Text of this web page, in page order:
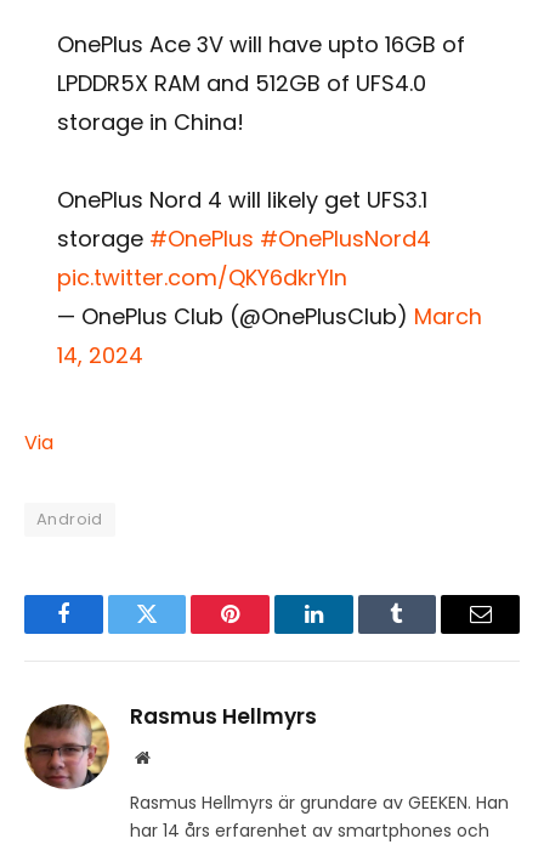
OnePlus Ace 3V will have upto 16GB of
LPDDR5X RAM and 512GB of UFS4.0
storage in China!
OnePlus Nord 4 will likely get UFS3.1
storage #OnePlus #OnePlusNord4
pic.twitter.com/QKY6dkrYIn
— OnePlus Club (@OnePlusClub) March
14, 2024
Via
Android
FacebookTwitter Pinterest LinkedInTumblr Email
Rasmus Hellmyrs
Website
Rasmus Hellmyrs är grundare av GEEKEN. Han
har 14 års erfarenhet av smartphones och